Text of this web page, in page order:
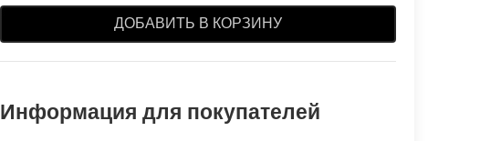
ДОБАВИТЬ В КОРЗИНУ
Информация для покупателей